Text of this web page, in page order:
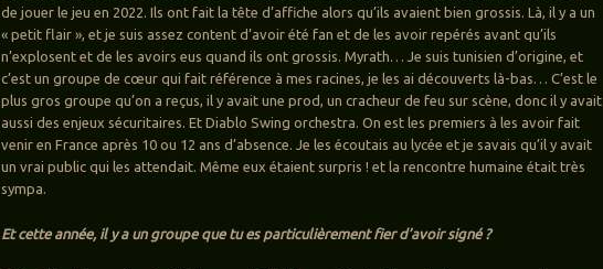
de jouer le jeu en 2022. Ils ont fait la tête d’affiche alors qu’ils avaient bien grossis. Là, il y a un
« petit flair », et je suis assez content d’avoir été fan et de les avoir repérés avant qu’ils
n’explosent et de les avoirs eus quand ils ont grossis. Myrath… Je suis tunisien d’origine, et
c’est un groupe de cœur qui fait référence à mes racines, je les ai découverts là-bas… C’est le
plus gros groupe qu’on a reçus, il y avait une prod, un cracheur de feu sur scène, donc il y avait
aussi des enjeux sécuritaires. Et Diablo Swing orchestra. On est les premiers à les avoir fait
venir en France après 10 ou 12 ans d’absence. Je les écoutais au lycée et je savais qu’il y avait
un vrai public qui les attendait. Même eux étaient surpris ! et la rencontre humaine était très
sympa.
Et cette année, il y a un groupe que tu es particulièrement fier d’avoir signé ?